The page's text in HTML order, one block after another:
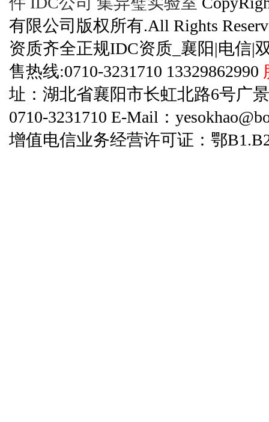
有限公司版权所有.All Rights
资质齐全正规IDC资质_襄阳|电信|
售热线:0710-3231710 13329862990
址：湖北省襄阳市长虹北路6号广
0710-3231710 E-Mail：
增值电信业务经营许可证：鄂